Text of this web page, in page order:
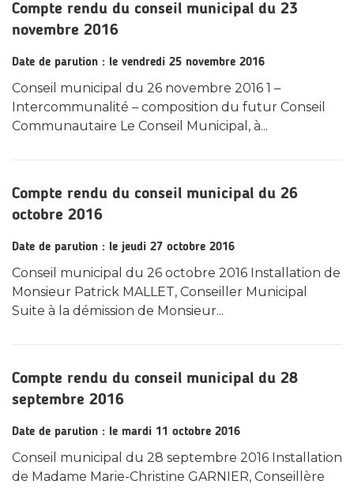
Compte rendu du conseil municipal du 23
novembre 2016
Date de parution : le vendredi 25 novembre 2016
Conseil municipal du 26 novembre 2016 1 –
Intercommunalité – composition du futur Conseil
Communautaire Le Conseil Municipal, à...
Compte rendu du conseil municipal du 26
octobre 2016
Date de parution : le jeudi 27 octobre 2016
Conseil municipal du 26 octobre 2016 Installation de
Monsieur Patrick MALLET, Conseiller Municipal
Suite à la démission de Monsieur...
Compte rendu du conseil municipal du 28
septembre 2016
Date de parution : le mardi 11 octobre 2016
Conseil municipal du 28 septembre 2016 Installation
de Madame Marie-Christine GARNIER, Conseillère